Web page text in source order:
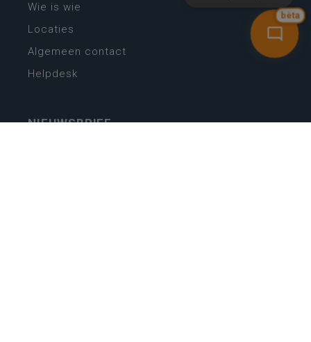
bèta
Wie is wie
Locaties
Algemeen contact
Helpdesk
NIEUWSBRIEF